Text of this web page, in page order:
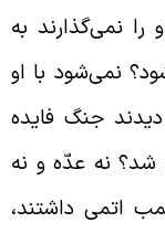
نمی‌گذارند به
نمی‌شود با او
جنگ فایده
نه عدّه و نه
اتمی داشتند،